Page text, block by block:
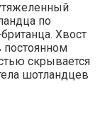
по
Хвост
постоянном
скрывается
шотландцев